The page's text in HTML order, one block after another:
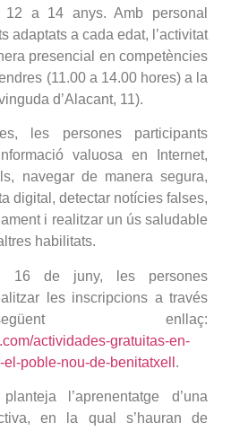
a 14 anys. Amb personal
adaptats a cada edat, l’activitat
presencial en competències
(11.00 a 14.00 hores) a la
d’Alacant, 11).
les persones participants
valuosa en Internet,
navegar de manera segura,
digital, detectar notícies falses,
i realitzar un ús saludable
habilitats.
16 de juny, les persones
les inscripcions a través
enllaç:
actividades-gratuitas-en-
poble-nou-de-benitatxell .
l’aprenentatge d’una
en la qual s’hauran de